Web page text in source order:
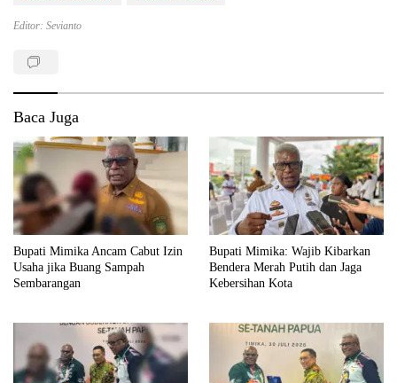
Editor: Sevianto
Baca Juga
Bupati Mimika Ancam Cabut Izin
Usaha jika Buang Sampah
Sembarangan
Bupati Mimika: Wajib Kibarkan
Bendera Merah Putih dan Jaga
Kebersihan Kota